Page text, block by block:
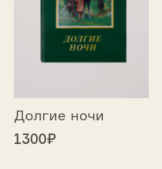
Долгие ночи
1300₽